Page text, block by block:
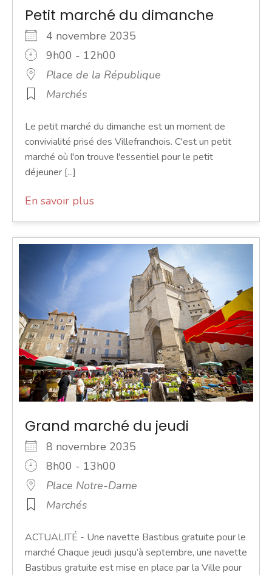
Petit marché du dimanche
4 novembre 2035
9h00 - 12h00
Place de la République
Marchés
Le petit marché du dimanche est un moment de
convivialité prisé des Villefranchois. C'est un petit
marché où l'on trouve l'essentiel pour le petit
déjeuner [...]
En savoir plus
Grand marché du jeudi
8 novembre 2035
8h00 - 13h00
Place Notre-Dame
Marchés
ACTUALITÉ - Une navette Bastibus gratuite pour le
marché Chaque jeudi jusqu’à septembre, une navette
Bastibus gratuite est mise en place par la Ville pour